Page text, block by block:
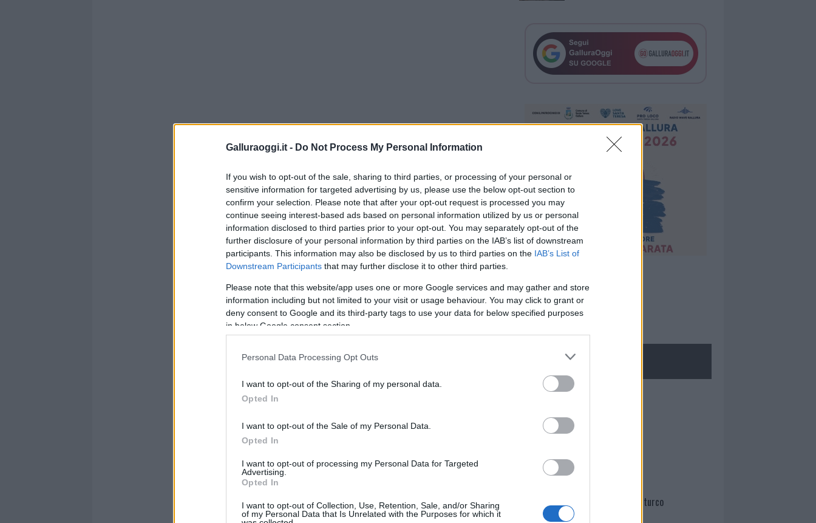
Galluraoggi.it - Do Not Process My Personal Information
If you wish to opt-out of the sale, sharing to third parties, or processing of your personal or
sensitive information for targeted advertising by us, please use the below opt-out section to
confirm your selection. Please note that after your opt-out request is processed you may
continue seeing interest-based ads based on personal information utilized by us or personal
information disclosed to third parties prior to your opt-out. You may separately opt-out of the
further disclosure of your personal information by third parties on the IAB’s list of downstream
participants. This information may also be disclosed by us to third parties on the IAB’s List of
Downstream Participants that may further disclose it to other third parties.
Please note that this website/app uses one or more Google services and may gather and store
information including but not limited to your visit or usage behaviour. You may click to grant or
deny consent to Google and its third-party tags to use your data for below specified purposes
in below Google consent section.
Personal Data Processing Opt Outs
I want to opt-out of the Sharing of my personal data.
Opted In
I want to opt-out of the Sale of my Personal Data.
Opted In
I want to opt-out of processing my Personal Data for Targeted
Advertising.
Opted In
I want to opt-out of Collection, Use, Retention, Sale, and/or Sharing
of my Personal Data that Is Unrelated with the Purposes for which it
NECROLOGIE
Martina Agostina Diturco